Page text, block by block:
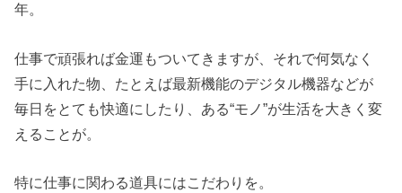
年。
仕事で頑張れば金運もついてきますが、それで何気なく
手に入れた物、たとえば最新機能のデジタル機器などが
毎日をとても快適にしたり、ある“モノ”が生活を大きく変
えることが。
特に仕事に関わる道具にはこだわりを。